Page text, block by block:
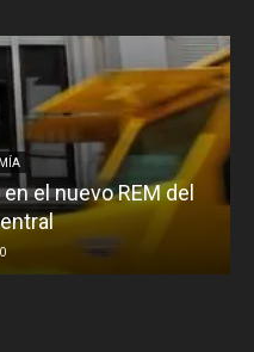
el nuevo REM del
0